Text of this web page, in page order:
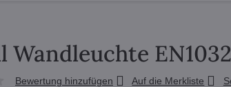
Wandleuchte
Bewertung hinzufügen Auf die Merkliste